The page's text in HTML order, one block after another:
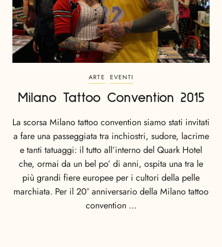
ARTE EVENTI
Milano Tattoo Convention 2015
La scorsa Milano tattoo convention siamo stati invitati
a fare una passeggiata tra inchiostri, sudore, lacrime
e tanti tatuaggi: il tutto all’interno del Quark Hotel
che, ormai da un bel po’ di anni, ospita una tra le
più grandi fiere europee per i cultori della pelle
marchiata. Per il 20° anniversario della Milano tattoo
convention …